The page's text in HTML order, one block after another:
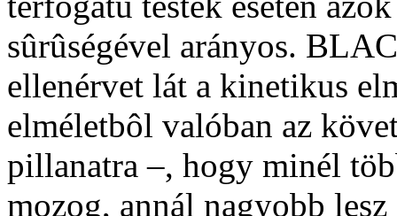
sûrûségével arányos.
ellenérvet lát a kinetikus
elméletbôl valóban az
pillanatra –, hogy minél
mozog, annál nagyobb